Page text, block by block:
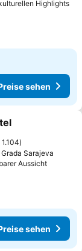
Highlights
sehen
1.104
Sarajeva
AussichtPreise
sehen